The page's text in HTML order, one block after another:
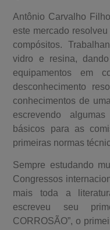
Antônio Carvalho
este mercado
compósitos.
vidro e resina,
equipamentos em
desconhecimento
conhecimentos de
escrevendo
básicos para as
primeiras normas
Sempre estudando
Congressos
mais toda a
escreveu seu
CORROSÃO”, o